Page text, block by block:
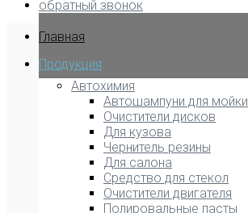
обратный звонок
Главная
Продукция
Автохимия
Автошампуни для мойки
Очистители дисков
Для кузова
Чернитель резины
Для салона
Средство для стекол
Очистители двигателя
Полировальные пасты